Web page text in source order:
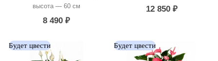
высота — 60 см
8 490 ₽
12 850 ₽
Будет цвести Будет цвести